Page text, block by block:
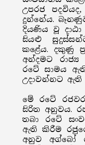
උපරජ
දුන්නේය.
දියණිය වූ
සියළු
කළේය. දකුණු
අන්දමට
රටේ සාමය
උදාවන්නට ඇති
මේ රටේ
සිරිත අනුවය.
තබා රටේ
ඇති කිරීම
අනුව අග්බෝ